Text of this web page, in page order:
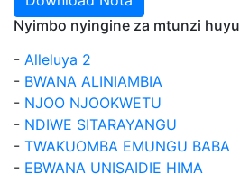
Nyimbo nyingine za mtunzi huyu
- Alleluya 2
- BWANA ALINIAMBIA
- NJOO NJOOKWETU
- NDIWE SITARAYANGU
- TWAKUOMBA EMUNGU BABA
- EBWANA UNISAIDIE HIMA